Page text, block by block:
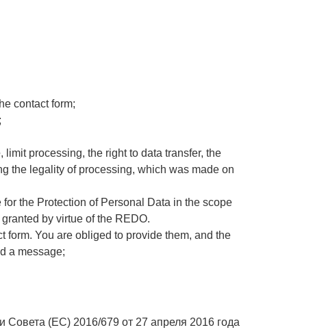
contact form;
processing, the right to data transfer, the
the legality of processing, which was made on
the Protection of Personal Data in the scope
by virtue of the REDO.
form. You are obliged to provide them, and the
a message;
Совета (ЕС) 2016/679 от 27 апреля 2016 года